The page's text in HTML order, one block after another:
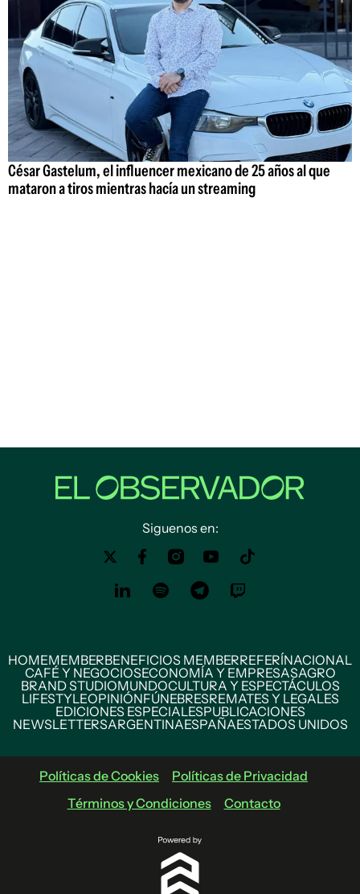
César Gastelum, el influencer mexicano de 25 años al que
mataron a tiros mientras hacía un streaming
Siguenos en:
HOMEMEMBERBENEFICIOS MEMBERREFERÍNACIONAL
CAFÉ Y NEGOCIOSECONOMÍA Y EMPRESASAGRO
BRAND STUDIOMUNDOCULTURA Y ESPECTÁCULOS
LIFESTYLEOPINIÓNFÚNEBRESREMATES Y LEGALES
EDICIONES ESPECIALESPUBLICACIONES
NEWSLETTERSARGENTINAESPAÑAESTADOS UNIDOS
Políticas de Cookies
Políticas de Privacidad
Términos y Condiciones
Contacto